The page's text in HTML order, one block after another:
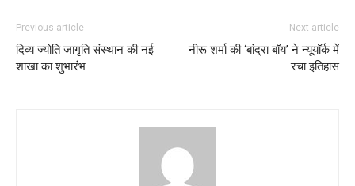
Previous article
दिव्य ज्योति जागृति संस्थान की नई
शाखा का शुभारंभ
Next article
नीरू शर्मा की ‘बांद्रा बॉय’ ने न्यूयॉर्क में
रचा इतिहास